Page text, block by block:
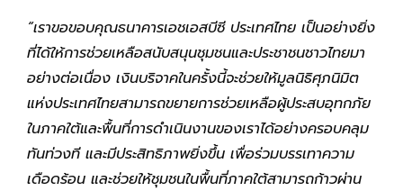
“เราขอขอบคุณธนาคารเอชเอสบีซี ประเทศไทย เป็นอย่างยิ่ง
ที่ได้ให้การช่วยเหลือสนับสนุนชุมชนและประชาชนชาวไทยมา
อย่างต่อเนื่อง เงินบริจาคในครั้งนี้จะช่วยให้มูลนิธิศุภนิมิต
แห่งประเทศไทยสามารถขยายการช่วยเหลือผู้ประสบอุทกภัย
ในภาคใต้และพื้นที่การดำเนินงานของเราได้อย่างครอบคลุม
ทันท่วงที และมีประสิทธิภาพยิ่งขึ้น เพื่อร่วมบรรเทาความ
เดือดร้อน และช่วยให้ชุมชนในพื้นที่ภาคใต้สามารถก้าวผ่าน